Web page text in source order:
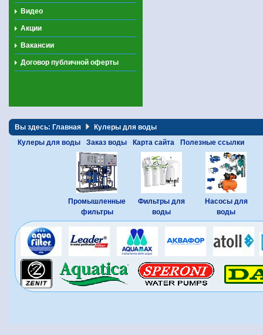
Видео
Акции
Вакансии
Договор публичной оферты
Вы здесь: Главная
Кулеры для воды
Кулеры для воды
Заказ воды Карта сайта Полезные ссылки
Промышленные
фильтры
Фильтры для
воды
Насосы для
воды